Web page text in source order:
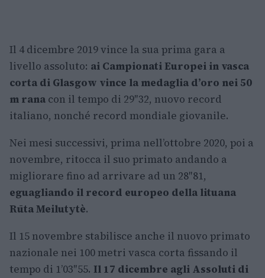
Il 4 dicembre 2019 vince la sua prima gara a
livello assoluto: ai Campionati Europei in vasca
corta di Glasgow vince la medaglia d’oro nei 50
m rana con il tempo di 29″32, nuovo record
italiano, nonché record mondiale giovanile.
Nei mesi successivi, prima nell’ottobre 2020, poi a
novembre, ritocca il suo primato andando a
migliorare fino ad arrivare ad un 28″81,
eguagliando il record europeo della lituana
Rūta Meilutytè.
Il 15 novembre stabilisce anche il nuovo primato
nazionale nei 100 metri vasca corta fissando il
tempo di 1’03″55. Il 17 dicembre agli Assoluti di